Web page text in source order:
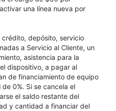
una línea nueva por
depósito, servicio
a Servicio al Cliente, un
asistencia para la
dispositivo, a pagar al
de financiamiento de equipo
0%. Si se cancela el
el saldo restante del
y cantidad a financiar del